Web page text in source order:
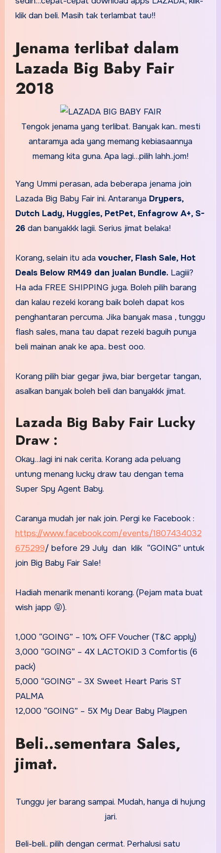
klik dan beli. Masih tak terlambat tau!!
Jenama terlibat dalam
Lazada Big Baby Fair
2018
Tengok jenama yang terlibat. Banyak kan.. mesti
antaramya ada yang memang kebiasaannya
memang kita guna. Apa lagi…pilih lahh..jom!
Yang Ummi perasan, ada beberapa jenama join
Lazada Big Baby Fair ini. Antaranya Drypers,
Dutch Lady, Huggies, PetPet, Enfagrow A+, S-
26dan banyakkk lagii. Serius jimat belaka!
Korang, selain itu ada voucher, Flash Sale, Hot
Deals Below RM49 dan jualan Bundle.Lagiii?
Ha ada FREE SHIPPING juga. Boleh pilih barang
dan kalau rezeki korang baik boleh dapat kos
penghantaran percuma. Jika banyak masa , tunggu
flash sales, mana tau dapat rezeki baguih punya
beli mainan anak ke apa.. best ooo.
Korang pilih biar gegar jiwa, biar bergetar tangan,
asalkan banyak boleh beli dan banyakkk jimat.
Lazada Big Baby Fair Lucky
Draw :
Okay…lagi ini nak cerita. Korang ada peluang
untung menang lucky draw tau dengan tema
Super Spy Agent Baby.
Caranya mudah jer nak join. Pergi ke Facebook :
https://www.facebook.com/events/1807434032
675299/ before 29 July dan klik “GOING” untuk
join Big Baby Fair Sale!
Hadiah menarik menanti korang. (Pejam mata buat
wish japp 😝).
1,000 “GOING” – 10% OFF Voucher (T&C apply)
3,000 “GOING” – 4X LACTOKID 3 Comfortis (6
pack)
5,000 “GOING” – 3X Sweet Heart Paris ST
PALMA
12,000 “GOING” – 5X My Dear Baby Playpen
Beli..sementara Sales,
jimat.
Tunggu jer barang sampai. Mudah, hanya di hujung
jari.
Beli-beli.. pilih dengan cermat. Perhalusi satu